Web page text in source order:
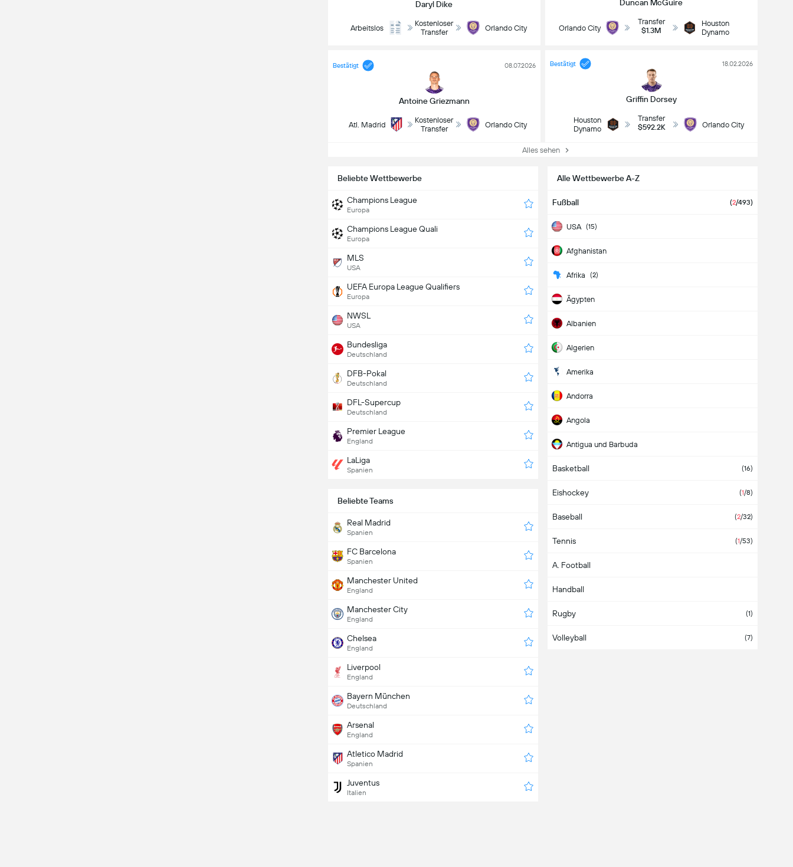
Daryl Dike
Arbeitslos
Kostenloser
Transfer
Orlando City
Duncan McGuire
Orlando City
Transfer
$1.3M
Houston
Dynamo
Bestätigt
Antoine Griezmann
08.07.2026
Atl. Madrid
Kostenloser
Transfer
Orlando City
Bestätigt
Griffin Dorsey
18.02.2026
Houston
Dynamo
Transfer
$592.2K
Orlando City
Alles sehen
Beliebte Wettbewerbe
Champions League
Europa
Champions League Quali
Europa
MLS
USA
UEFA Europa League Qualifiers
Europa
NWSL
USA
Bundesliga
Deutschland
DFB-Pokal
Deutschland
DFL-Supercup
Deutschland
Premier League
England
LaLiga
Spanien
Alle Wettbewerbe A-Z
Fußball (2/493)
USA (15)
Afghanistan
Afrika (2)
Ägypten
Albanien
Algerien
Amerika
Andorra
Angola
Antigua und Barbuda
Argentinien
Armenien
Aruba
Aserbaidschan
Asien
Äthiopien
Australien
Bahamas
Basketball (16)
Eishockey (1/8)
Baseball (2/32)
Tennis (1/53)
A. Football
Handball
Rugby (1)
Volleyball (7)
Beliebte Teams
Real Madrid
Spanien
FC Barcelona
Spanien
Manchester United
England
Manchester City
England
Chelsea
England
Liverpool
England
Bayern München
Deutschland
Arsenal
England
Atletico Madrid
Spanien
Juventus
Italien